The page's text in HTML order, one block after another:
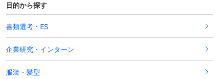
目的から探す
書類選考・ES
企業研究・インターン
服装・髪型